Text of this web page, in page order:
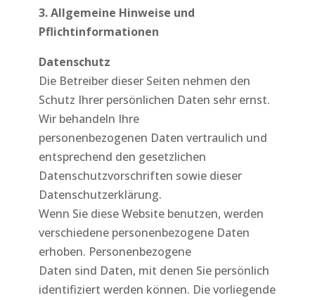
3. Allgemeine Hinweise und
Pflichtinformationen
Datenschutz
Die Betreiber dieser Seiten nehmen den
Schutz Ihrer persönlichen Daten sehr ernst.
Wir behandeln Ihre
personenbezogenen Daten vertraulich und
entsprechend den gesetzlichen
Datenschutzvorschriften sowie dieser
Datenschutzerklärung.
Wenn Sie diese Website benutzen, werden
verschiedene personenbezogene Daten
erhoben. Personenbezogene
Daten sind Daten, mit denen Sie persönlich
identifiziert werden können. Die vorliegende